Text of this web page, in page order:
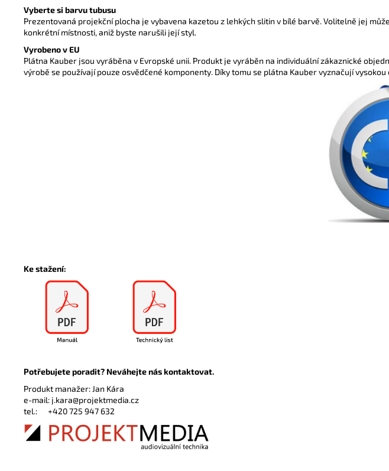
Vyberte si barvu tubusu
Prezentovaná projekční plocha je vybavena kazetou z lehkých slitin v bílé barvě. Volitelně jej
konkrétní místnosti, aniž byste narušili její styl.
Vyrobeno v EU
Plátna Kauber jsou vyráběna v Evropské unii. Produkt je vyráběn na individuální zákaznické
výrobě se používají pouze osvědčené komponenty. Díky tomu se plátna Kauber vyznačují
Ke stažení:
Potřebujete poradit? Neváhejte nás kontaktovat.
Produkt manažer: Jan Kára
e-mail: j.kara@projektmedia.cz
tel.: +420 725 947 632